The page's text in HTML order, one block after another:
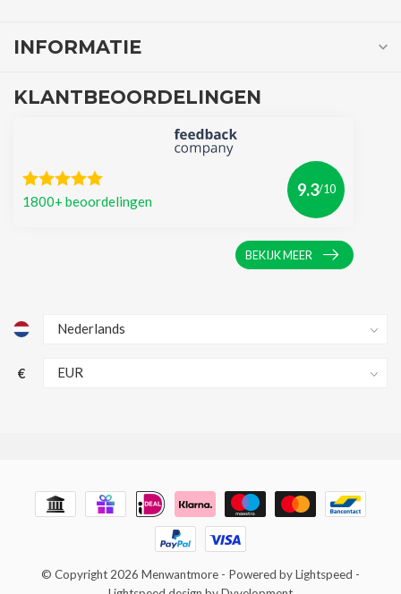
INFORMATIE
KLANTBEOORDELINGEN
1800+ beoordelingen
9.3/10
BEKIJK MEER
€
© Copyright 2026 Menwantmore - Powered byLightspeed -